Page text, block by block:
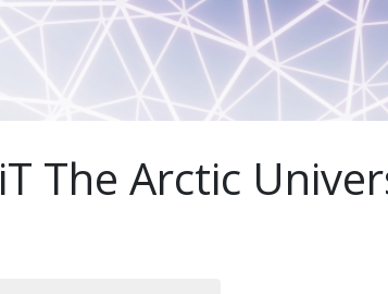
The Arctic